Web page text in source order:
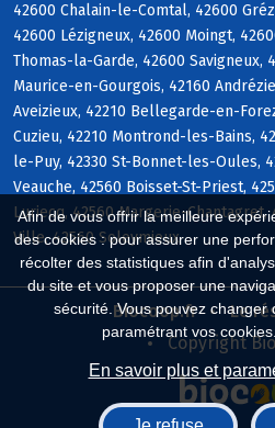
Afin de vous offrir la meilleure
des cookies : pour assurer une
récolter des statistiques afin
du site et vous proposer une
sécurité. Vous pouvez changer
paramétrant vos
En savoir plus et
42600 Chalain-le-Comtal, 42600
42600 Lézigneux, 42600 Moingt,
Thomas-la-Garde, 42600 Savigneux,
Maurice-en-Gourgois, 42160
Aveizieux, 42210 Bellegarde-en-
Cuzieu, 42210 Montrond-les-Bains,
le-Puy, 42330 St-Bonnet-les-Oules,
Veauche, 42560 Boisset-St-Priest,
Luriecq, 42560 Margerie-Chantagret,
Ville, 42560 Soleymieux
Biocoop.fr
Le
Copyright